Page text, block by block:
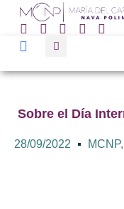
Sobre el Día
28/09/2022 MCNP,